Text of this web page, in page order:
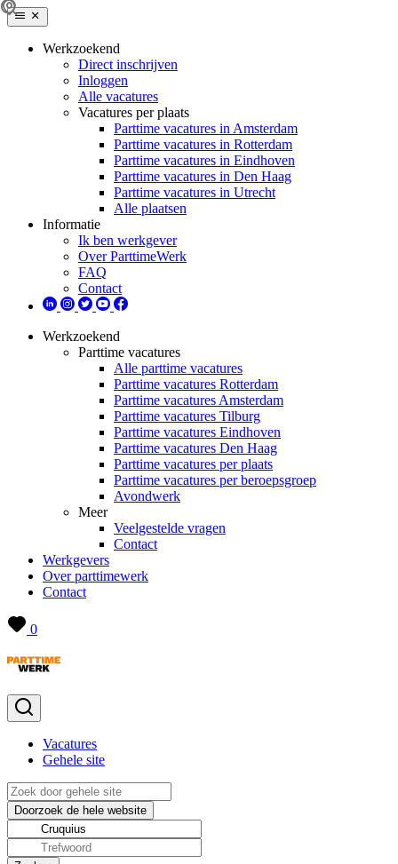
Werkzoekend
Direct inschrijven
Inloggen
Alle vacatures
Vacatures per plaats
Parttime vacatures in Amsterdam
Parttime vacatures in Rotterdam
Parttime vacatures in Eindhoven
Parttime vacatures in Den Haag
Parttime vacatures in Utrecht
Alle plaatsen
Informatie
Ik ben werkgever
Over ParttimeWerk
FAQ
Contact
Werkzoekend
Parttime vacatures
Alle parttime vacatures
Parttime vacatures Rotterdam
Parttime vacatures Amsterdam
Parttime vacatures Tilburg
Parttime vacatures Eindhoven
Parttime vacatures Den Haag
Parttime vacatures per plaats
Parttime vacatures per beroepsgroep
Avondwerk
Meer
Veelgestelde vragen
Contact
Werkgevers
Over parttimewerk
Contact
0
Vacatures
Gehele site